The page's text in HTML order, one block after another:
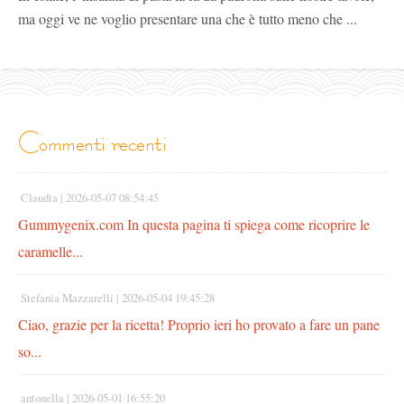
ma oggi ve ne voglio presentare una che è tutto meno che ...
commenti recenti
Claudia | 2026-05-07 08:54:45
Gummygenix.com In questa pagina ti spiega come ricoprire le
caramelle...
Stefania Mazzarelli | 2026-05-04 19:45:28
Ciao, grazie per la ricetta! Proprio ieri ho provato a fare un pane
so...
antonella | 2026-05-01 16:55:20